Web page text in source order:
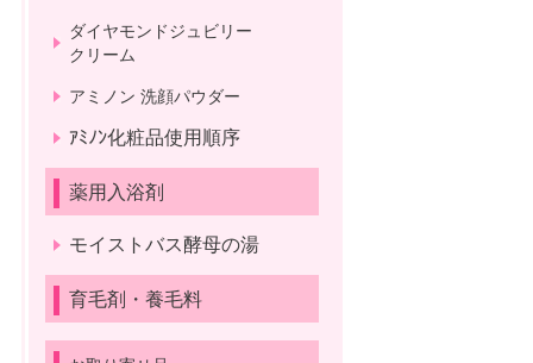
ダイヤモンドジュビリー
クリーム
アミノン 洗顔パウダー
ｱﾐﾉﾝ化粧品使用順序
薬用入浴剤
モイストバス酵母の湯
育毛剤・養毛料